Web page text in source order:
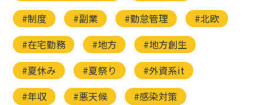
#制度
#副業 #勤怠管理
#北欧
#在宅勤務
#地方
#地方創生
#夏休み
#夏祭り
#外資系it
#年収
#悪天候
#感染対策